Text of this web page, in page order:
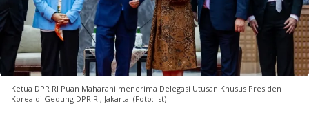
Ketua DPR RI Puan Maharani menerima Delegasi Utusan Khusus Presiden
Korea di Gedung DPR RI, Jakarta. (Foto: Ist)